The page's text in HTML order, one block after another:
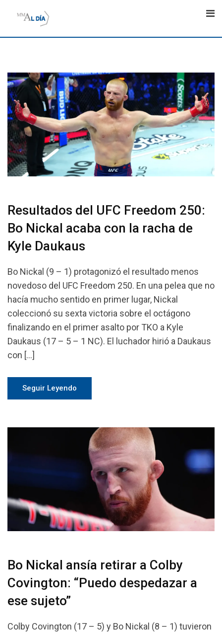
Resultados del UFC Freedom 250:
Bo Nickal acaba con la racha de
Kyle Daukaus
Bo Nickal (9 – 1) protagonizó el resultado menos
novedoso del UFC Freedom 250. En una pelea que no
hacía mucho sentido en primer lugar, Nickal
coleccionó su sexta victoria sobre el octágono
finalizando en el primer asalto por TKO a Kyle
Daukaus (17 – 5 – 1 NC). El luchador hirió a Daukaus
con […]
Seguir Leyendo
Bo Nickal ansía retirar a Colby
Covington: “Puedo despedazar a
ese sujeto”
Colby Covington (17 – 5) y Bo Nickal (8 – 1) tuvieron